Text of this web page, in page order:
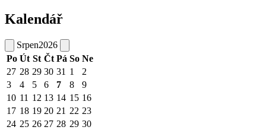
Kalendář
Srpen2026
Po Út St Čt Pá So Ne
27 28 29 30 31 1
2
3
4 5 6 7 8
9
10 11 12 13 14 15 16
17 18 19 20 21 22 23
24 25 26 27 28 29 30